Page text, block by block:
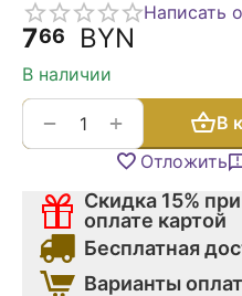
Написать
766 BYN
В наличии
+
−
В
Отложить
Скидка 15%
оплате картой
Бесплатная
Варианты